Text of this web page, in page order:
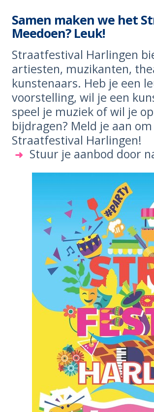
Samen maken we het
Meedoen? Leuk!
Straatfestival Harlingen
artiesten, muzikanten,
kunstenaars. Heb je een
voorstelling, wil je een
speel je muziek of wil je
bijdragen? Meld je aan
Straatfestival Harlingen!
Stuur je aanbod door